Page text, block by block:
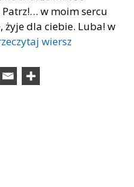
w moim sercu
żyje dla ciebie. Luba! w
wiersz